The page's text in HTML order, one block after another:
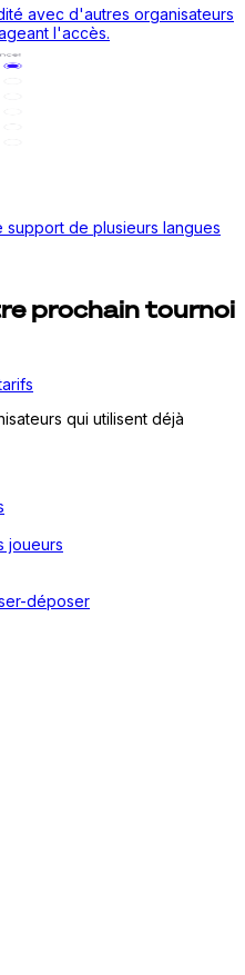
avec d'autres organisateurs
l'accès.
de plusieurs langues
prochain tournoi
qui utilisent déjà
joueurs
déposer